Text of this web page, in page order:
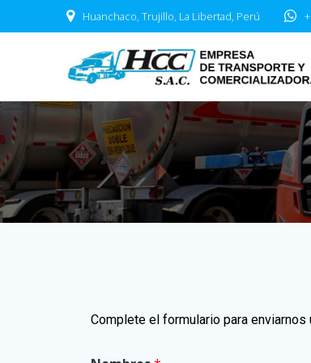
Huanchaco, Trujillo, La Libertad, Perú
Complete el formulario para